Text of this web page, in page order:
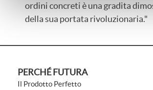
ordini concreti è una gradita
della sua portata rivoluzionaria."
PERCHÉ FUTURA
Il Prodotto Perfetto